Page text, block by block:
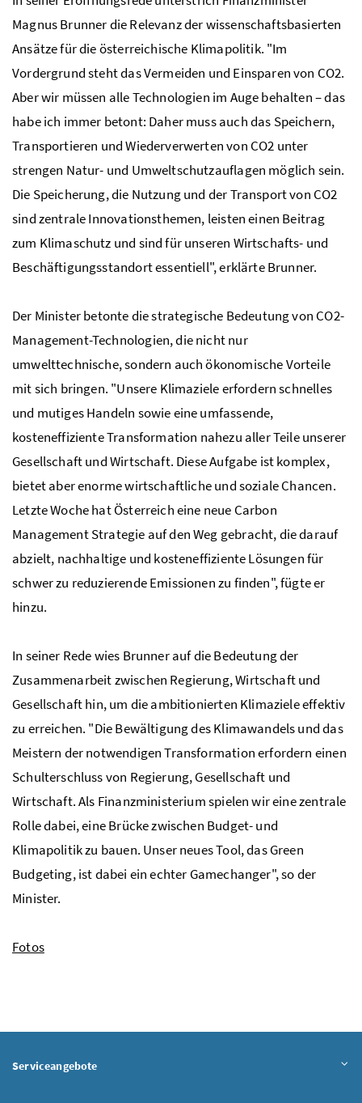
Magnus Brunner die Relevanz der wissenschaftsbasierten
Ansätze für die österreichische Klimapolitik. "Im
Vordergrund steht das Vermeiden und Einsparen von CO2.
Aber wir müssen alle Technologien im Auge behalten – das
habe ich immer betont: Daher muss auch das Speichern,
Transportieren und Wiederverwerten von CO2 unter
strengen Natur- und Umweltschutzauflagen möglich sein.
Die Speicherung, die Nutzung und der Transport von CO2
sind zentrale Innovationsthemen, leisten einen Beitrag
zum Klimaschutz und sind für unseren Wirtschafts- und
Beschäftigungsstandort essentiell", erklärte Brunner.
Der Minister betonte die strategische Bedeutung von CO2-
Management-Technologien, die nicht nur
umwelttechnische, sondern auch ökonomische Vorteile
mit sich bringen. "Unsere Klimaziele erfordern schnelles
und mutiges Handeln sowie eine umfassende,
kosteneffiziente Transformation nahezu aller Teile unserer
Gesellschaft und Wirtschaft. Diese Aufgabe ist komplex,
bietet aber enorme wirtschaftliche und soziale Chancen.
Letzte Woche hat Österreich eine neue Carbon
Management Strategie auf den Weg gebracht, die darauf
abzielt, nachhaltige und kosteneffiziente Lösungen für
schwer zu reduzierende Emissionen zu finden", fügte er
hinzu.
In seiner Rede wies Brunner auf die Bedeutung der
Zusammenarbeit zwischen Regierung, Wirtschaft und
Gesellschaft hin, um die ambitionierten Klimaziele effektiv
zu erreichen. "Die Bewältigung des Klimawandels und das
Meistern der notwendigen Transformation erfordern einen
Schulterschluss von Regierung, Gesellschaft und
Wirtschaft. Als Finanzministerium spielen wir eine zentrale
Rolle dabei, eine Brücke zwischen Budget- und
Klimapolitik zu bauen. Unser neues Tool, das Green
Budgeting, ist dabei ein echter Gamechanger", so der
Minister.
Fotos
Serviceangebote